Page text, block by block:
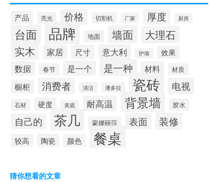
产品 亮光 价格 切割机 厂家 厚度 厨房
台面 品牌 地面 墙面
大理石
实木
家居 尺寸 意大利 护墙 效果
数据 春节 是一个 是一种 材料 材质
橱柜 消费者 清洁 潘多拉 瓷砖 电视
石材 硬度 美观 耐高温 背景墙 胶水
自己的 茶几 蒙娜丽莎 表面 装修
较高 陶瓷 颜色 餐桌
猜你想看的文章